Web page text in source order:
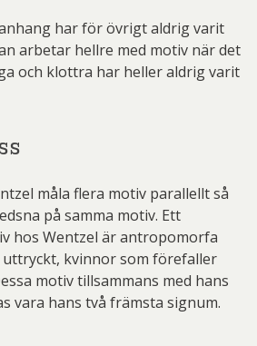
har för övrigt aldrig varit
arbetar hellre med motiv när det
och klottra har heller aldrig varit
måla flera motiv parallellt så
på samma motiv. Ett
hos Wentzel är antropomorfa
kvinnor som förefaller
motiv tillsammans med hans
vara hans två främsta signum.